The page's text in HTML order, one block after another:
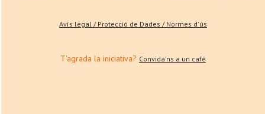
Avís legal / Protecció de Dades / Normes d'ús
T'agrada la iniciativa? Convida'ns a un café